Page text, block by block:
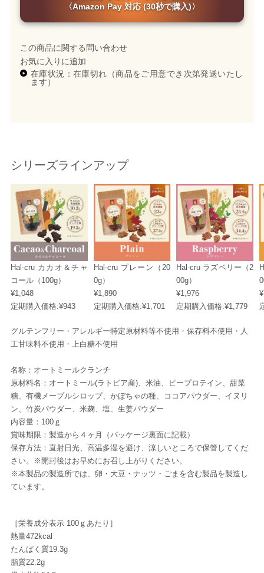
〈Amazon Pay 対応 (30秒で購入)〉
この商品に関する問い合わせ
お気に入りに追加
在庫状況：在庫切れ（商品をご用意でき次第発送いたし
ます）
シリーズラインアップ
Hal-cru カカオ＆チャ
コール（100g）
¥1,048
定期購入価格:¥943
Hal-cru プレーン（20
0g）
¥1,890
定期購入価格:¥1,701
Hal-cru ラズベリー（2
00g）
¥1,976
定期購入価格:¥1,779
グルテンフリー・アレルギー特定原材料等不使用・保存料不使用・人
工甘味料不使用・上白糖不使用
名称：オートミールクランチ
原材料名：オートミール(ラトビア産)、米油、ピープロテイン、甜菜
糖、有機メープルシロップ、かぼちゃの種、ココアパウダー、イヌリ
ン、竹炭パウダー、米麹、塩、生姜パウダー
内容量：100ｇ
賞味期限：製造から４ヶ月（パッケージ裏面に記載）
保存方法：直射日光、高温多湿を避け、涼しいところで保管してくだ
さい。※開封後はお早めにお召し上がりください。
※本製品の製造所では、卵・大豆・ナッツ・ごまを含む製品を製造し
ています。
［栄養成分表示 100ｇあたり］
熱量472kcal
たんぱく質19.3g
脂質22.2g